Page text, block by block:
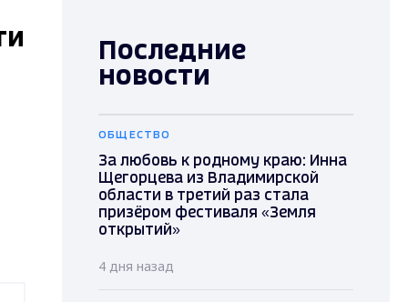
Последние
новости
ОБЩЕСТВО
За любовь к родному краю: Инна
Щегорцева из Владимирской
области в третий раз стала
призёром фестиваля «Земля
открытий»
4 дня назад